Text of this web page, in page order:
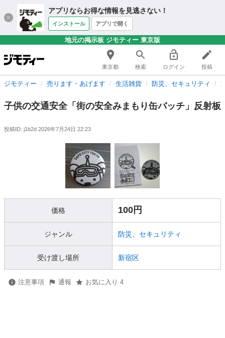
アプリならお得な情報を見逃さない！
インストール アプリで開く
地元の掲示板 ジモティー 東京版
東京都 検索 ログイン 投稿
ジモティー 売ります・あげます 生活雑貨 防災、セキュリティ
子供の交通安全「街の安全みまもり缶バッチ」反射板
投稿ID: j1b2d 2026年7月24日 22:23
価格 100円
ジャンル 防災、セキュリティ
受け渡し場所 新宿区
注意事項 通報 お気に入り 4